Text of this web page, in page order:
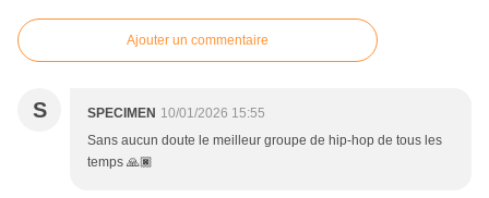
Ajouter un commentaire
S SPECIMEN 10/01/2026 15:55
Sans aucun doute le meilleur groupe de hip-hop de tous les
temps 🙏🏿